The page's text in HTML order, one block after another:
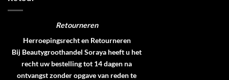
Retourneren
Herroepingsrecht en Retourneren
Bij Beautygroothandel Soraya heeft u het
recht uw bestelling tot 14 dagen na
ontvangst zonder opgave van reden te